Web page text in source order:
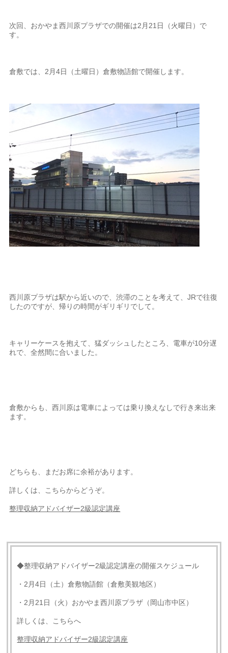
次回、おかやま西川原プラザでの開催は2月21日（火曜日）で
す。
倉敷では、2月4日（土曜日）倉敷物語館で開催します。
西川原プラザは駅から近いので、渋滞のことを考えて、JRで往復
したのですが、帰りの時間がギリギリでして。
キャリーケースを抱えて、猛ダッシュしたところ、電車が10分遅
れで、全然間に合いました。
倉敷からも、西川原は電車によっては乗り換えなしで行き来出来
ます。
どちらも、まだお席に余裕があります。
詳しくは、こちらからどうぞ。
整理収納アドバイザー2級認定講座
◆整理収納アドバイザー2級認定講座の開催スケジュール
・2月4日（土）倉敷物語館（倉敷美観地区）
・2月21日（火）おかやま西川原プラザ（岡山市中区）
詳しくは、こちらへ
整理収納アドバイザー2級認定講座